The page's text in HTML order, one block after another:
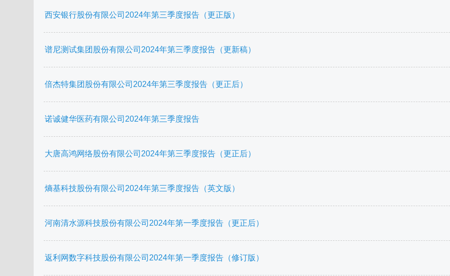
西安银行股份有限公司2024年第三季度报告（更正版）
谱尼测试集团股份有限公司2024年第三季度报告（更新稿）
倍杰特集团股份有限公司2024年第三季度报告（更正后）
诺诚健华医药有限公司2024年第三季度报告
大唐高鸿网络股份有限公司2024年第三季度报告（更正后）
熵基科技股份有限公司2024年第三季度报告（英文版）
河南清水源科技股份有限公司2024年第一季度报告（更正后）
返利网数字科技股份有限公司2024年第一季度报告（修订版）